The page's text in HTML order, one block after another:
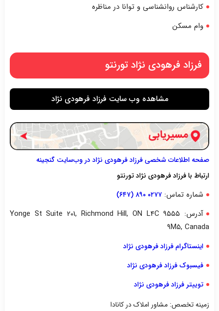
کارشناس روانشناسی و توانا در مناظره
وام مسکن
فرزاد فرهودی نژاد تورنتو
مشاهده وب سایت فرزاد فرهودی نژاد
صفحه اطلاعات شخصی فرزاد فرهودی نژاد در وب‌سایت گنجینه
ارتباط با فرزاد فرهودی نژاد تورنتو
شماره تماس: ۰۲۷۷ ۸۹۰ (۶۴۷)
آدرس: ۹۵۵۵ Yonge St Suite 201, Richmond Hill, ON L4C
9M5, Canada
اینستاگرام فرزاد فرهودی نژاد
فیسبوک فرزاد فرهودی نژاد
توییتر فرزاد فرهودی نژاد
زمینه تخصص: مشاور املاک در کانادا